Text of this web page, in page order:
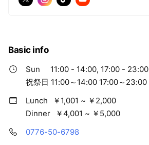
Basic info
Sun
11:00 - 14:00, 17:00 - 23:00
祝祭日 11:00～14:00 17:00～23:00
Lunch
￥1,001 ~ ￥2,000
Dinner
￥4,001 ~ ￥5,000
0776-50-6798